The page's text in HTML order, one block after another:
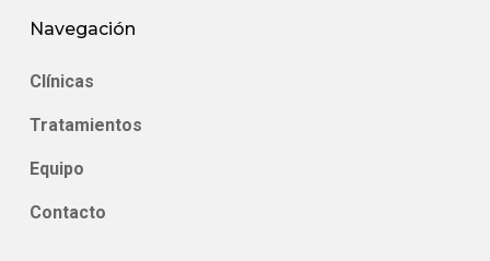
Navegación
Clínicas
Tratamientos
Equipo
Contacto